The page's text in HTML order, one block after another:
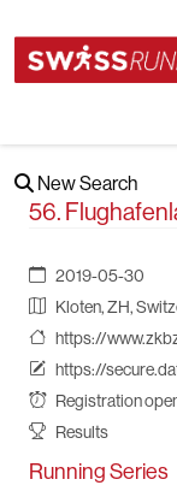
New Search
56.
2019-05-30
Kloten, ZH,
https://
https://
Registration
Results
Running Series